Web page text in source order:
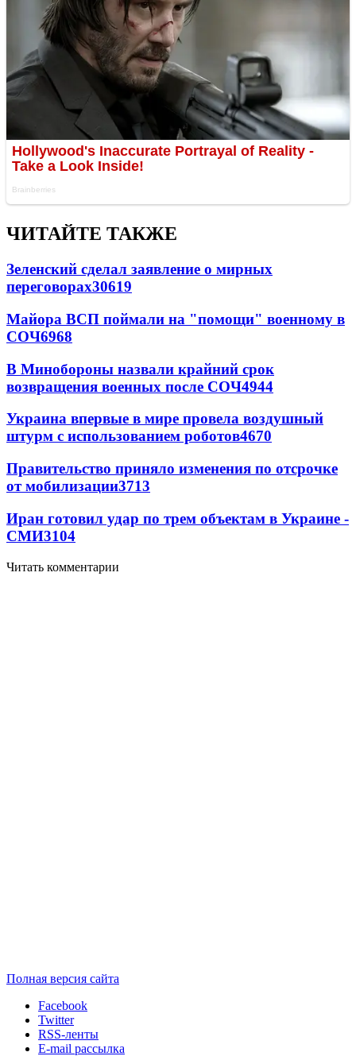
ЧИТАЙТЕ ТАКЖЕ
Зеленский сделал заявление о мирных
переговорах30619
Майора ВСП поймали на "помощи" военному в
СОЧ6968
В Минобороны назвали крайний срок
возвращения военных после СОЧ4944
Украина впервые в мире провела воздушный
штурм с использованием роботов4670
Правительство приняло изменения по отсрочке
от мобилизации3713
Иран готовил удар по трем объектам в Украине -
СМИ3104
Читать комментарии
Полная версия сайта
Facebook
Twitter
RSS-ленты
E-mail рассылка